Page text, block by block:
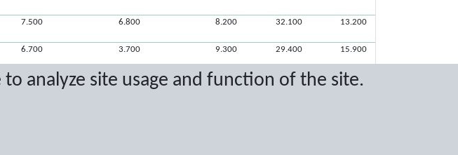
analyze site usage and function of the site.
7.500 6.800 8.200 32.100 13.200
6.700 3.700 9.300 29.400 15.900
8.000 8.100 7.400 23.500 21.800